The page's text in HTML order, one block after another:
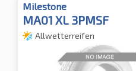
Milestone
MA01 XL 3PMSF
Allwetterreifen